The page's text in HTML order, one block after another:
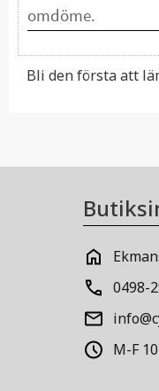
Bli den första att
0498-
M-F